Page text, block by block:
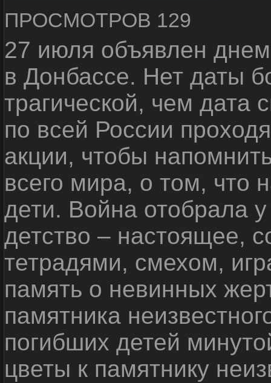
ПРОСМОТРОВ 129
27 июля объявлен
в Донбассе. Нет даты
трагической, чем дата
по всей России
акции, чтобы
всего мира, о том, что
дети. Война отобрала
детство – настоящее,
тетрадями, смехом,
память о невинных
памятника
погибших детей
цветы к памятнику